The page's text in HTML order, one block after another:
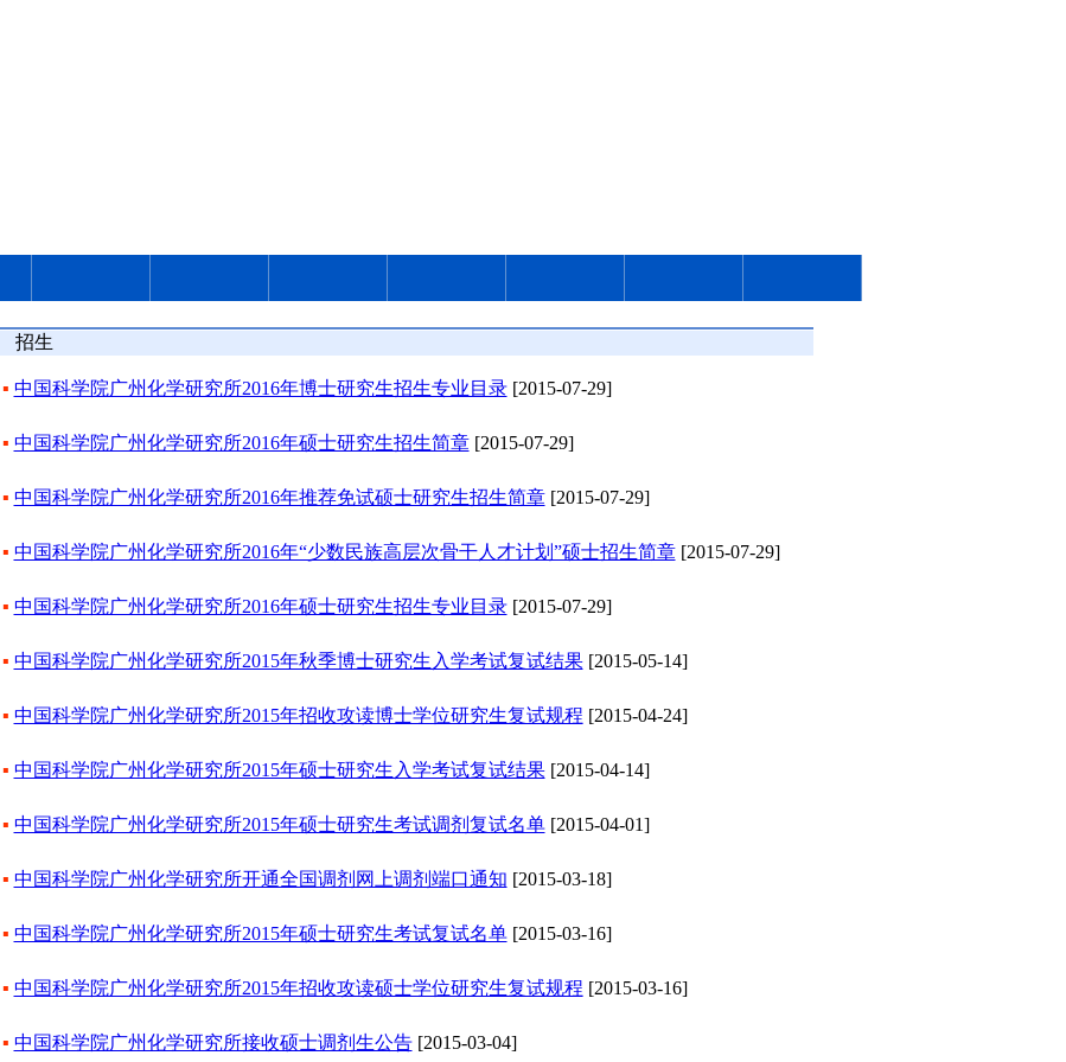
招生
▪ 中国科学院广州化学研究所2016年博士研究生招生专业目录[2015-07-29]
▪ 中国科学院广州化学研究所2016年硕士研究生招生简章[2015-07-29]
▪ 中国科学院广州化学研究所2016年推荐免试硕士研究生招生简章[2015-07-29]
▪ 中国科学院广州化学研究所2016年“少数民族高层次骨干人才计划”硕士招生简章[2015-07-29]
▪ 中国科学院广州化学研究所2016年硕士研究生招生专业目录[2015-07-29]
▪ 中国科学院广州化学研究所2015年秋季博士研究生入学考试复试结果[2015-05-14]
▪ 中国科学院广州化学研究所2015年招收攻读博士学位研究生复试规程 [2015-04-24]
▪ 中国科学院广州化学研究所2015年硕士研究生入学考试复试结果[2015-04-14]
▪ 中国科学院广州化学研究所2015年硕士研究生考试调剂复试名单[2015-04-01]
▪ 中国科学院广州化学研究所开通全国调剂网上调剂端口通知 [2015-03-18]
▪ 中国科学院广州化学研究所2015年硕士研究生考试复试名单[2015-03-16]
▪ 中国科学院广州化学研究所2015年招收攻读硕士学位研究生复试规程 [2015-03-16]
▪ 中国科学院广州化学研究所接收硕士调剂生公告[2015-03-04]